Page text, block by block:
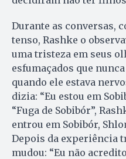
Durante as conversas,
tenso, Rashke o
uma tristeza em seus
esfumaçados que
quando ele estava
dizia: “Eu estou em
“Fuga de Sobibór”,
entrou em Sobibór,
Depois da experiência
mudou: “Eu não